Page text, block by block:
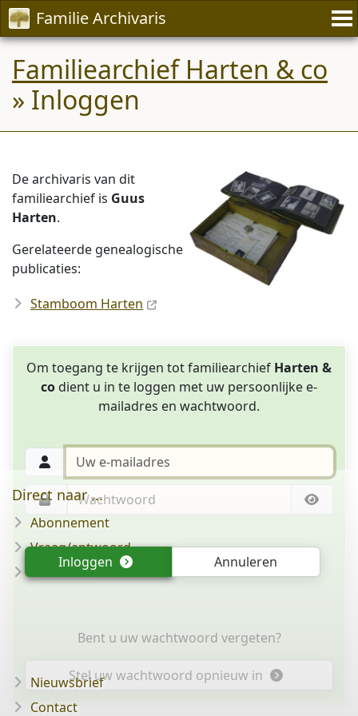
Familie Archivaris
Familiearchief Harten & co
» Inloggen
De archivaris van dit
familiearchief is Guus
Harten.
Gerelateerde genealogische
publicaties:
Stamboom Harten
Om toegang te krijgen tot familiearchief Harten &
co dient u in te loggen met uw persoonlijke e-
mailadres en wachtwoord.
Inloggen Annuleren
Bent u uw wachtwoord vergeten?
Stel uw wachtwoord opnieuw in
Direct naar ...
Abonnement
Vraag/antwoord
Disclaimer
Nieuwsbrief
Contact